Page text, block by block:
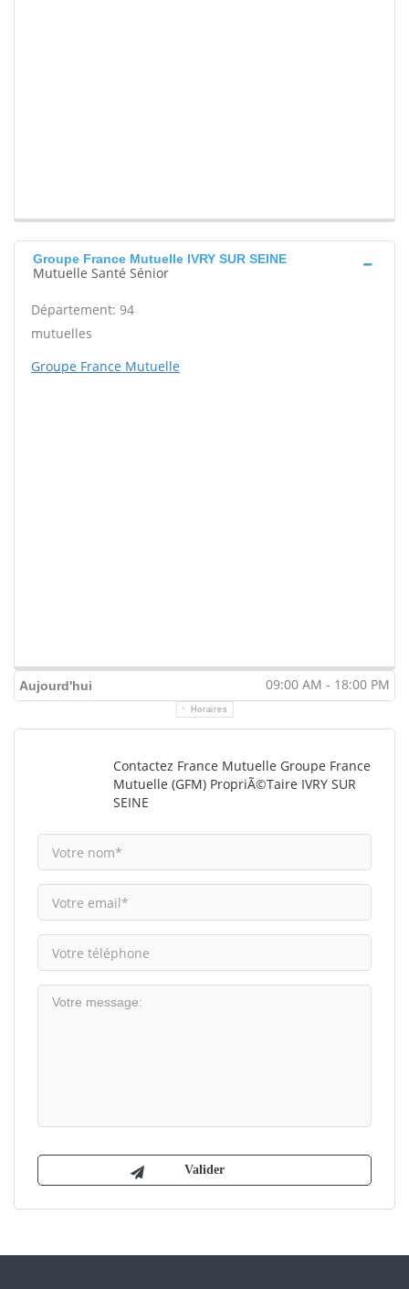
Groupe France Mutuelle IVRY SUR SEINE
Mutuelle Santé Sénior
Département: 94
mutuelles
Groupe France Mutuelle
Aujourd'hui 09:00 AM - 18:00 PM
Horaires
Contactez France Mutuelle Groupe France
Mutuelle (GFM) PropriÃ©taire IVRY SUR
SEINE